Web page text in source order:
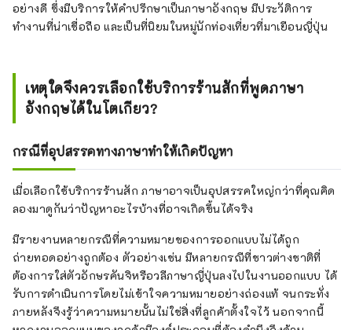
อย่างดี ซึ่งมีบริการให้คำปรึกษาเป็นภาษาอังกฤษ มีประวัติการ
ทำงานที่น่าเชื่อถือ และเป็นที่นิยมในหมู่นักท่องเที่ยวที่มาเยือนญี่ปุ่น
เหตุใดจึงควรเลือกใช้บริการร้านสักที่พูดภาษา
อังกฤษได้ในโตเกียว?
กรณีที่อุปสรรคทางภาษาทำให้เกิดปัญหา
เมื่อเลือกใช้บริการร้านสัก ภาษาอาจเป็นอุปสรรคใหญ่กว่าที่คุณคิด
ลองมาดูกันว่าปัญหาอะไรบ้างที่อาจเกิดขึ้นได้จริง
มีรายงานหลายกรณีที่ความหมายของการออกแบบไม่ได้ถูก
ถ่ายทอดอย่างถูกต้อง ตัวอย่างเช่น มีหลายกรณีที่ชาวต่างชาติที่
ต้องการใส่ตัวอักษรคันจิหรือวลีภาษาญี่ปุ่นลงไปในงานออกแบบ ได้
รับการดำเนินการโดยไม่เข้าใจความหมายอย่างถ่องแท้ จนกระทั่ง
ภายหลังจึงรู้ว่าความหมายนั้นไม่ใช่สิ่งที่ลูกค้าตั้งใจไว้ นอกจากนี้